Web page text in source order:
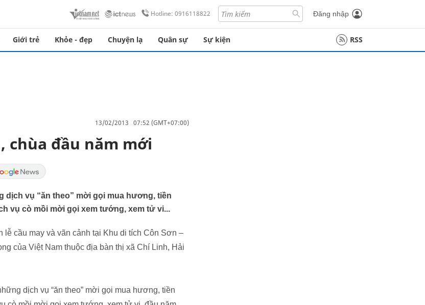
Hotline: 0916118822 Đăng nhập
Giới trẻ Khỏe - đẹp Chuyện lạ Quân sự Sự kiện RSS
13/02/2013 07:52 (GMT+07:00)
chùa đầu năm mới
vụ “ăn theo” mời gọi mua hương, tiền
vụ cò mồi mời gọi xem tướng, xem tử vi...
cầu may và vãn cảnh tại Khu di tích Côn Sơn –
của Việt Nam thuộc địa bàn thị xã Chí Linh, Hải
dịch vụ “ăn theo” mời gọi mua hương, tiền